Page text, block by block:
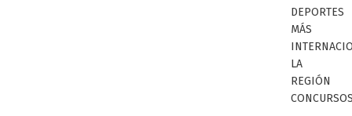
DEPORTES
MÁS
LA
REGIÓN